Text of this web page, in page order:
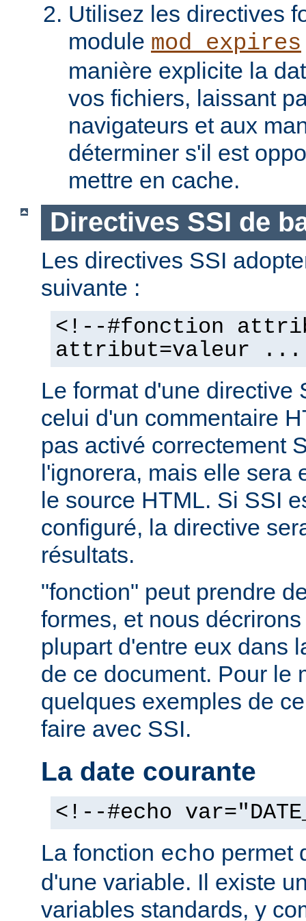
Utilisez les directives
module mod_expires
manière explicite la
vos fichiers, laissant
navigateurs et aux
déterminer s'il est
mettre en cache.
Directives SSI de
Les directives SSI
suivante :
<!--#fonction
attribut=valeur
Le format d'une directive
celui d'un commentaire
pas activé correctement
l'ignorera, mais elle sera
le source HTML. Si SSI
configuré, la directive
résultats.
"fonction" peut prendre
formes, et nous
plupart d'entre eux dans
de ce document. Pour le
quelques exemples de
faire avec SSI.
La date courante
<!--#echo
La fonction echo permet
d'une variable. Il existe
variables standards, y